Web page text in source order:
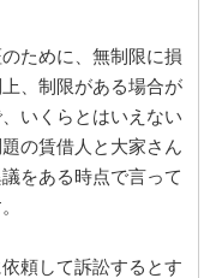
ために、無制限に損
、制限がある場合が
いくらとはいえない
の賃借人と大家さん
をある時点で言って
頼して訴訟するとす